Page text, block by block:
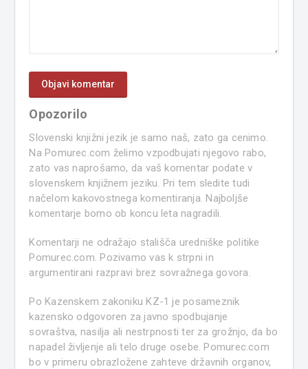
Opozorilo
Slovenski knjižni jezik je samo naš, zato ga cenimo.
Na Pomurec.com želimo vzpodbujati njegovo rabo,
zato vas naprošamo, da vaš komentar podate v
slovenskem knjižnem jeziku. Pri tem sledite tudi
načelom kakovostnega komentiranja. Najboljše
komentarje bomo ob koncu leta nagradili.
Komentarji ne odražajo stališča uredniške politike
Pomurec.com. Pozivamo vas k strpni in
argumentirani razpravi brez sovražnega govora.
Po Kazenskem zakoniku KZ-1 je posameznik
kazensko odgovoren za javno spodbujanje
sovraštva, nasilja ali nestrpnosti ter za grožnjo, da bo
napadel življenje ali telo druge osebe. Pomurec.com
bo v primeru obrazložene zahteve državnih organov,